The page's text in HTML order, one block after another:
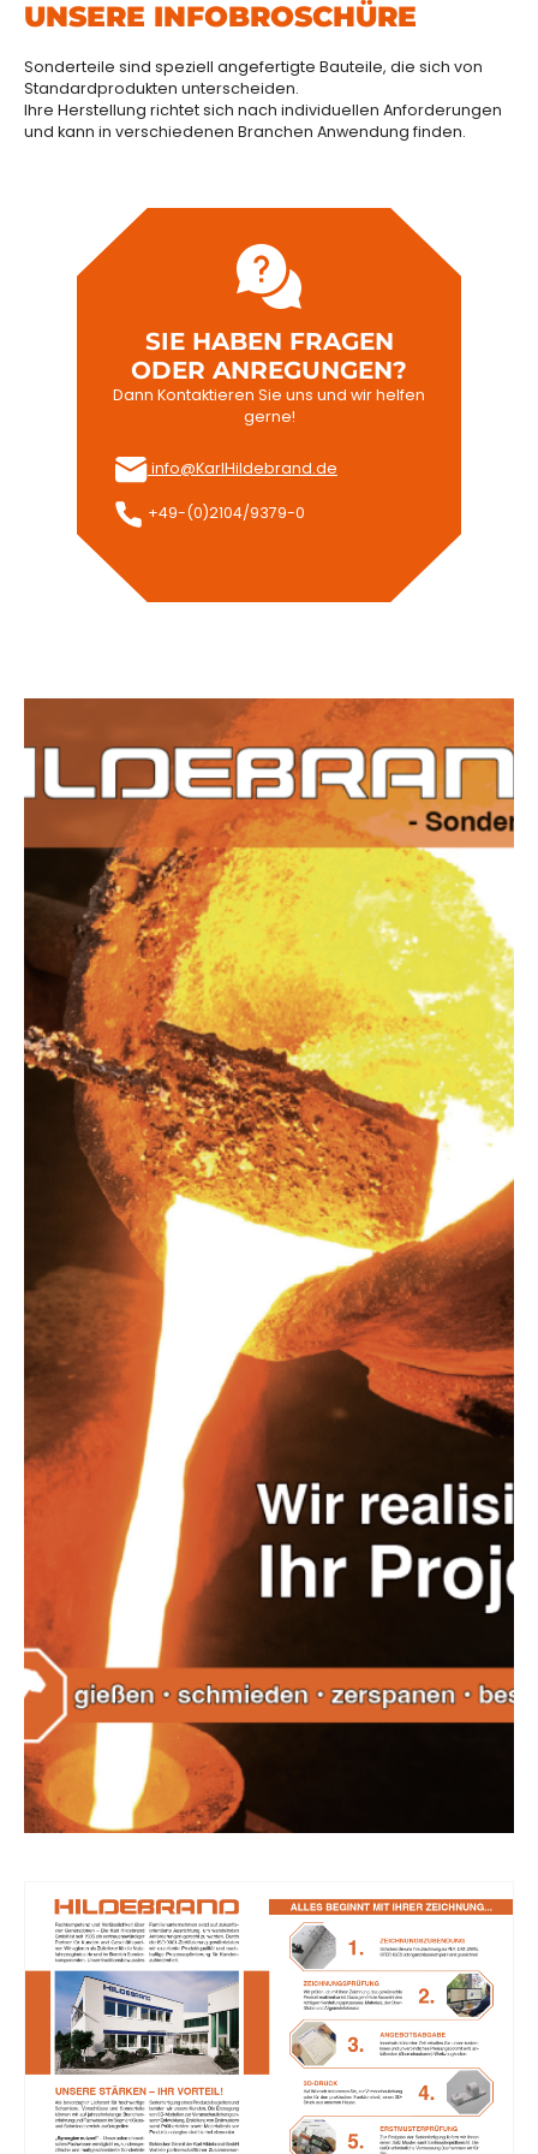
UNSERE INFOBROSCHÜRE
Sonderteile sind speziell angefertigte Bauteile, die sich von
Standardprodukten unterscheiden.
Ihre Herstellung richtet sich nach individuellen Anforderungen
und kann in verschiedenen Branchen Anwendung finden.
SIE HABEN FRAGEN
ODER ANREGUNGEN?
Dann Kontaktieren Sie uns und wir helfen
gerne!
info@KarlHildebrand.de
+49-(0)2104/9379-0